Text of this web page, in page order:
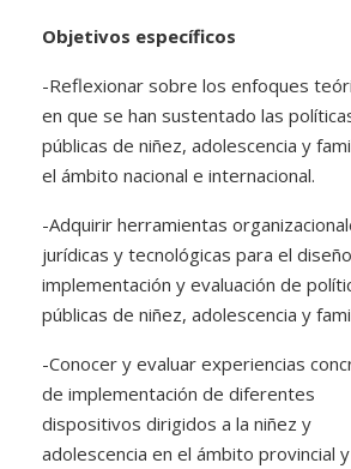
Objetivos específicos
-Reflexionar sobre los enfoques
en que se han sustentado las
públicas de niñez, adolescencia y
el ámbito nacional e internacional.
-Adquirir herramientas
jurídicas y tecnológicas para el
implementación y evaluación de
públicas de niñez, adolescencia y
-Conocer y evaluar experiencias
de implementación de diferentes
dispositivos dirigidos a la niñez y
adolescencia en el ámbito provincial y